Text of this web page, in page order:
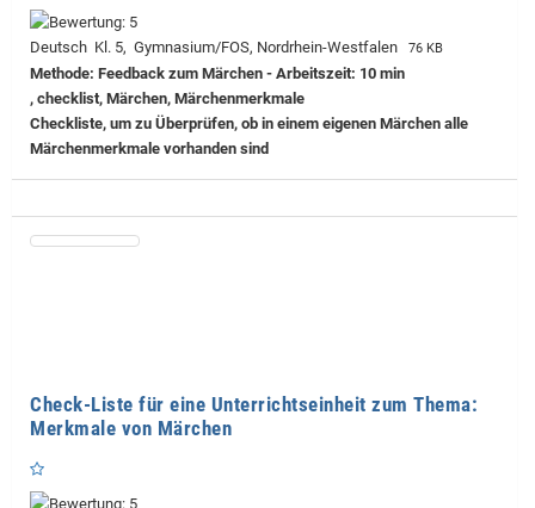
Deutsch Kl. 5, Gymnasium/FOS, Nordrhein-Westfalen 76 KB
Methode: Feedback zum Märchen - Arbeitszeit: 10 min
, checklist, Märchen, Märchenmerkmale
Checkliste, um zu Überprüfen, ob in einem eigenen Märchen alle
Märchenmerkmale vorhanden sind
Check-Liste für eine Unterrichtseinheit zum Thema:
Merkmale von Märchen